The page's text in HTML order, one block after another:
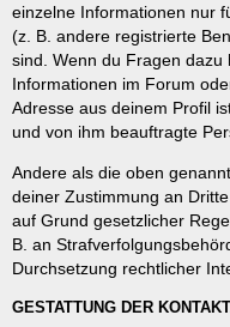
einzelne Informationen nur
(z. B. andere registrierte
sind. Wenn du Fragen
Informationen im Forum
Adresse aus deinem Profil
und von ihm beauftragte
Andere als die oben
deiner Zustimmung an
auf Grund gesetzlicher
B. an
Durchsetzung rechtlicher
GESTATTUNG DER